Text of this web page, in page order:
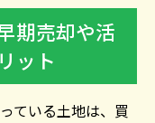
期売却や活
ット
ている土地は、買